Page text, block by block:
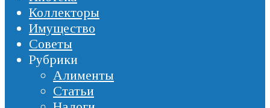
Коллекторы
Имущество
Советы
Рубрики
Алименты
Статьи